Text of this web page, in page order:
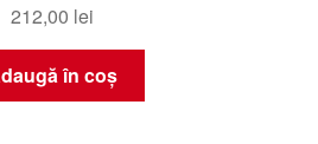
212,00 lei
în coș